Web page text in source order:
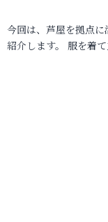
今回は、芦屋を拠点
紹介します。 服を着